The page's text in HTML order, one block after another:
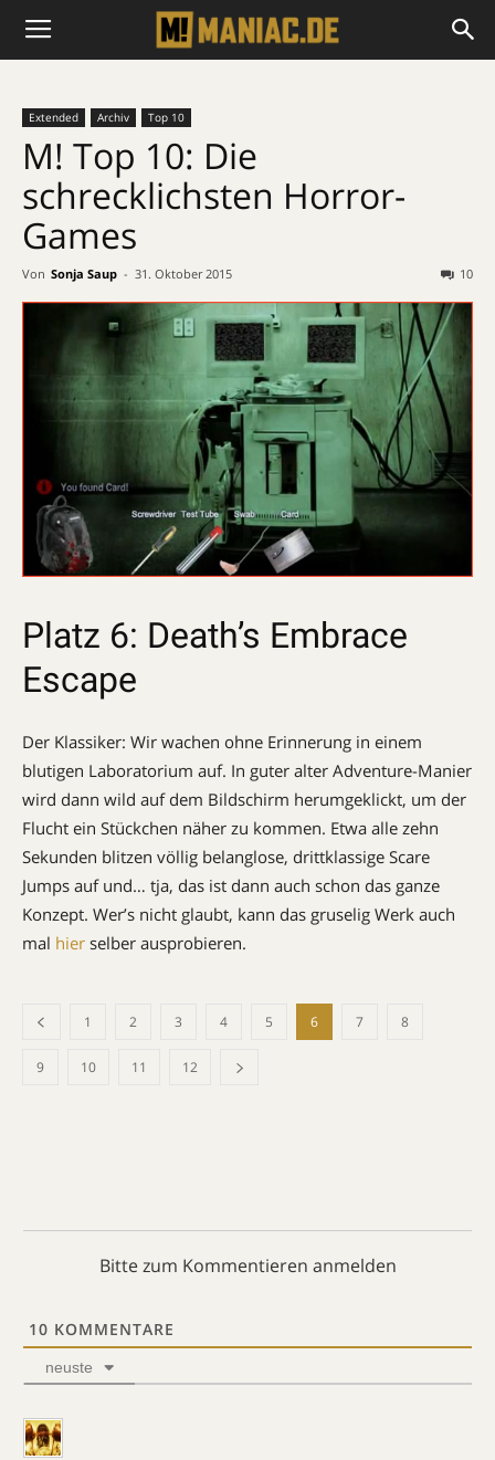
Extended Archiv Top 10
M! Top 10: Die
schrecklichsten Horror-
Games
Von Sonja Saup - 31. Oktober 2015 10
Platz 6: Death’s Embrace
Escape
Der Klassiker: Wir wachen ohne Erinnerung in einem
blutigen Laboratorium auf. In guter alter Adventure-Manier
wird dann wild auf dem Bildschirm herumgeklickt, um der
Flucht ein Stückchen näher zu kommen. Etwa alle zehn
Sekunden blitzen völlig belanglose, drittklassige Scare
Jumps auf und… tja, das ist dann auch schon das ganze
Konzept. Wer’s nicht glaubt, kann das gruselig Werk auch
mal hier selber ausprobieren.
1 2 3 4 5 6 7 8
9 10 11 12
Bitte zum Kommentieren anmelden
10 KOMMENTARE
neuste